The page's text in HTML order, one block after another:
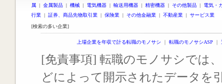
属 | 金属製品 | 機械 | 電気機器 | 輸送用機器 | 精密機器 | その他製品 | 電気・
行業 | 証券、商品先物取引業 | 保険業 | その他金融業 | 不動産業 | サービス業
[検索の多い企業]
上場企業を年収で計る転職のモノサシ ｜ 転職のモノサシASP ｜
[免責事項] 転職のモノサシでは
どによって開示されたデータを